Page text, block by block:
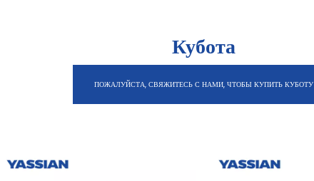
Кубота
ПОЖАЛУЙСТА, СВЯЖИТЕСЬ С НАМИ, ЧТОБЫ КУПИТЬ КУБОТУ